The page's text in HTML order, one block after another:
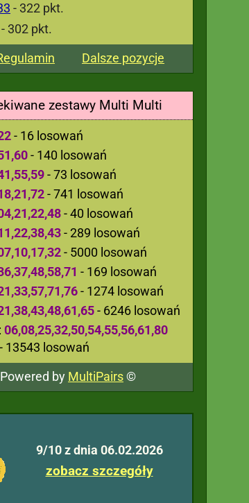
- 322 pkt.
- 302 pkt.
Dalsze pozycje
zestawy Multi Multi
- 16 losowań
- 140 losowań
- 73 losowań
- 741 losowań
- 40 losowań
- 289 losowań
- 5000 losowań
- 169 losowań
- 1274 losowań
- 6246 losowań
06,08,25,32,50,54,55,56,61,80
- 13543 losowań
Powered by MultiPairs©
9/10 z dnia 06.02.2026
zobacz szczegóły